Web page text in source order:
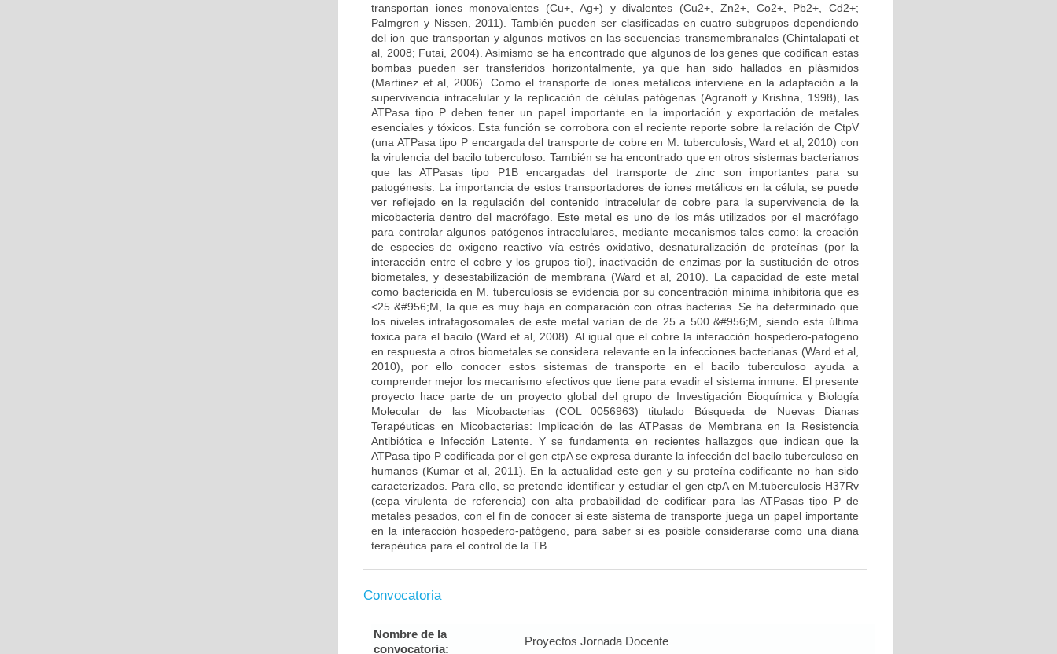
transportan iones monovalentes (Cu+, Ag+) y divalentes (Cu2+, Zn2+, Co2+, Pb2+, Cd2+;
Palmgren y Nissen, 2011). También pueden ser clasificadas en cuatro subgrupos dependiendo
del ion que transportan y algunos motivos en las secuencias transmembranales (Chintalapati et
al, 2008; Futai, 2004). Asimismo se ha encontrado que algunos de los genes que codifican estas
bombas pueden ser transferidos horizontalmente, ya que han sido hallados en plásmidos
(Martinez et al, 2006). Como el transporte de iones metálicos interviene en la adaptación a la
supervivencia intracelular y la replicación de células patógenas (Agranoff y Krishna, 1998), las
ATPasa tipo P deben tener un papel importante en la importación y exportación de metales
esenciales y tóxicos. Esta función se corrobora con el reciente reporte sobre la relación de CtpV
(una ATPasa tipo P encargada del transporte de cobre en M. tuberculosis; Ward et al, 2010) con
la virulencia del bacilo tuberculoso. También se ha encontrado que en otros sistemas bacterianos
que las ATPasas tipo P1B encargadas del transporte de zinc son importantes para su
patogénesis. La importancia de estos transportadores de iones metálicos en la célula, se puede
ver reflejado en la regulación del contenido intracelular de cobre para la supervivencia de la
micobacteria dentro del macrófago. Este metal es uno de los más utilizados por el macrófago
para controlar algunos patógenos intracelulares, mediante mecanismos tales como: la creación
de especies de oxigeno reactivo vía estrés oxidativo, desnaturalización de proteínas (por la
interacción entre el cobre y los grupos tiol), inactivación de enzimas por la sustitución de otros
biometales, y desestabilización de membrana (Ward et al, 2010). La capacidad de este metal
como bactericida en M. tuberculosis se evidencia por su concentración mínima inhibitoria que es
<25 &#956;M, la que es muy baja en comparación con otras bacterias. Se ha determinado que
los niveles intrafagosomales de este metal varían de de 25 a 500 &#956;M, siendo esta última
toxica para el bacilo (Ward et al, 2008). Al igual que el cobre la interacción hospedero-patogeno
en respuesta a otros biometales se considera relevante en la infecciones bacterianas (Ward et al,
2010), por ello conocer estos sistemas de transporte en el bacilo tuberculoso ayuda a
comprender mejor los mecanismo efectivos que tiene para evadir el sistema inmune. El presente
proyecto hace parte de un proyecto global del grupo de Investigación Bioquímica y Biología
Molecular de las Micobacterias (COL 0056963) titulado Búsqueda de Nuevas Dianas
Terapéuticas en Micobacterias: Implicación de las ATPasas de Membrana en la Resistencia
Antibiótica e Infección Latente. Y se fundamenta en recientes hallazgos que indican que la
ATPasa tipo P codificada por el gen ctpA se expresa durante la infección del bacilo tuberculoso en
humanos (Kumar et al, 2011). En la actualidad este gen y su proteína codificante no han sido
caracterizados. Para ello, se pretende identificar y estudiar el gen ctpA en M.tuberculosis H37Rv
(cepa virulenta de referencia) con alta probabilidad de codificar para las ATPasas tipo P de
metales pesados, con el fin de conocer si este sistema de transporte juega un papel importante
en la interacción hospedero-patógeno, para saber si es posible considerarse como una diana
terapéutica para el control de la TB.
Convocatoria
Nombre de la
convocatoria:
Proyectos Jornada Docente